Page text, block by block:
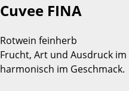
Cuvee FINA
Rotwein feinherb
Frucht, Art und Ausdruck
harmonisch im Geschmack.